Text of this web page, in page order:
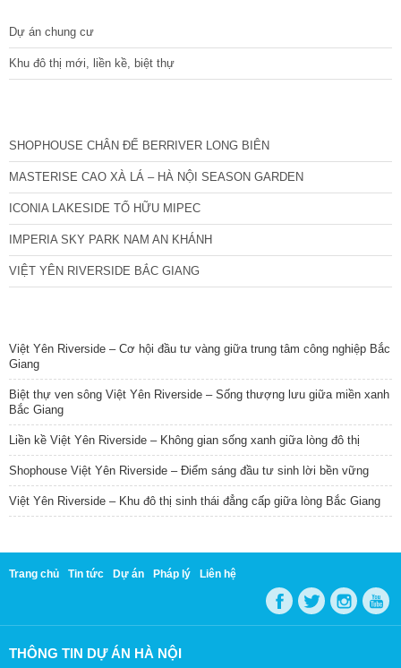
Dự án chung cư
Khu đô thị mới, liền kề, biệt thự
SHOPHOUSE CHÂN ĐẾ BERRIVER LONG BIÊN
MASTERISE CAO XÀ LÁ – HÀ NỘI SEASON GARDEN
ICONIA LAKESIDE TỐ HỮU MIPEC
IMPERIA SKY PARK NAM AN KHÁNH
VIỆT YÊN RIVERSIDE BẮC GIANG
Việt Yên Riverside – Cơ hội đầu tư vàng giữa trung tâm công nghiệp Bắc
Giang
Biệt thự ven sông Việt Yên Riverside – Sống thượng lưu giữa miền xanh
Bắc Giang
Liền kề Việt Yên Riverside – Không gian sống xanh giữa lòng đô thị
Shophouse Việt Yên Riverside – Điểm sáng đầu tư sinh lời bền vững
Việt Yên Riverside – Khu đô thị sinh thái đẳng cấp giữa lòng Bắc Giang
Trang chủ Tin tức Dự án Pháp lý Liên hệ
THÔNG TIN DỰ ÁN HÀ NỘI